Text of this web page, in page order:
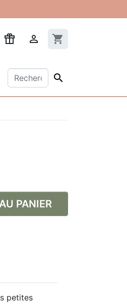
 shopping_cart

PANIER
petites